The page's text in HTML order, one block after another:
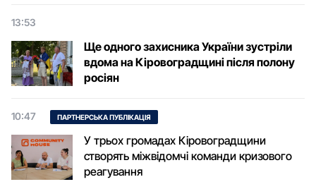
13:53
Ще одного захисника України зустріли
вдома на Кіровоградщині після полону
росіян
10:47 ПАРТНЕРСЬКА ПУБЛІКАЦІЯ
У трьох громадах Кіровоградщини
створять міжвідомчі команди кризового
реагування